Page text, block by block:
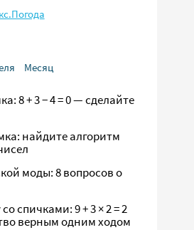
Месяц
8 + 3 − 4 = 0 — сделайте
найдите алгоритм
моды: 8 вопросов о
спичками: 9 + 3 × 2 = 2
верным одним ходом